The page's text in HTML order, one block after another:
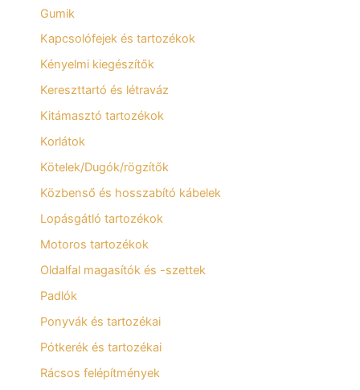
Gumik
Kapcsolófejek és tartozékok
Kényelmi kiegészítők
Kereszttartó és létraváz
Kitámasztó tartozékok
Korlátok
Kötelek/Dugók/rögzítők
Közbenső és hosszabító kábelek
Lopásgátló tartozékok
Motoros tartozékok
Oldalfal magasítók és -szettek
Padlók
Ponyvák és tartozékai
Pótkerék és tartozékai
Rácsos felépítmények